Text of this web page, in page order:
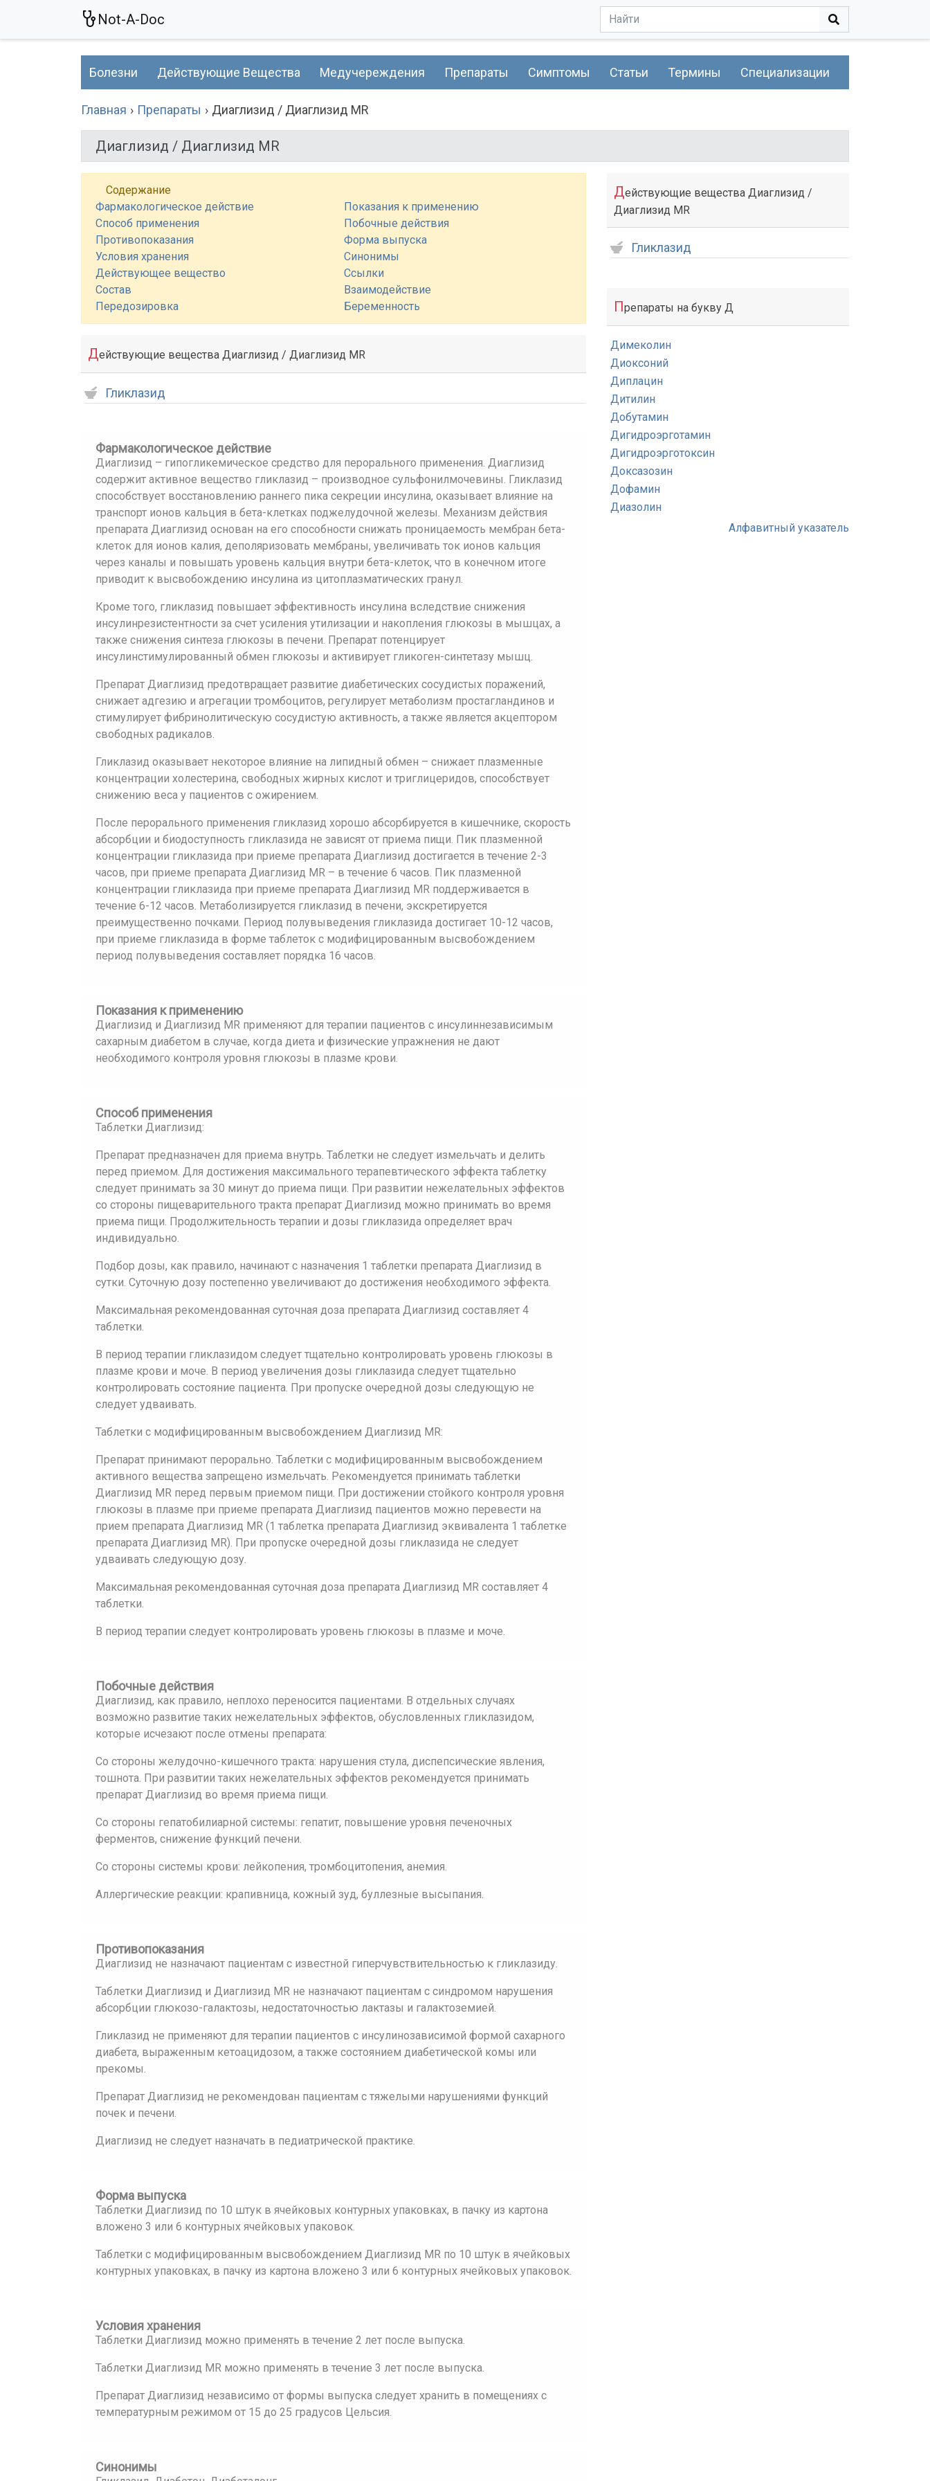
Not-A-Doc
Болезни Действующие Вещества Медучереждения Препараты Симптомы Статьи Термины Специализации
Главная Препараты Диаглизид / Диаглизид MR
Диаглизид / Диаглизид MR
Содержание
Фармакологическое действие
Показания к применению
Способ применения
Побочные действия
Противопоказания
Форма выпуска
Условия хранения
Синонимы
Действующее вещество
Ссылки
Состав
Взаимодействие
Передозировка
Беременность
Действующие вещества Диаглизид / Диаглизид MR
Гликлазид
Фармакологическое действие
Диаглизид – гипогликемическое средство для перорального применения. Диаглизид
содержит активное вещество гликлазид – производное сульфонилмочевины. Гликлазид
способствует восстановлению раннего пика секреции инсулина, оказывает влияние на
транспорт ионов кальция в бета-клетках поджелудочной железы. Механизм действия
препарата Диаглизид основан на его способности снижать проницаемость мембран бета-
клеток для ионов калия, деполяризовать мембраны, увеличивать ток ионов кальция
через каналы и повышать уровень кальция внутри бета-клеток, что в конечном итоге
приводит к высвобождению инсулина из цитоплазматических гранул.
Кроме того, гликлазид повышает эффективность инсулина вследствие снижения
инсулинрезистентности за счет усиления утилизации и накопления глюкозы в мышцах, а
также снижения синтеза глюкозы в печени. Препарат потенцирует
инсулинстимулированный обмен глюкозы и активирует гликоген-синтетазу мышц.
Препарат Диаглизид предотвращает развитие диабетических сосудистых поражений,
снижает адгезию и агрегации тромбоцитов, регулирует метаболизм простагландинов и
стимулирует фибринолитическую сосудистую активность, а также является акцептором
свободных радикалов.
Гликлазид оказывает некоторое влияние на липидный обмен – снижает плазменные
концентрации холестерина, свободных жирных кислот и триглицеридов, способствует
снижению веса у пациентов с ожирением.
После перорального применения гликлазид хорошо абсорбируется в кишечнике, скорость
абсорбции и биодоступность гликлазида не зависят от приема пищи. Пик плазменной
концентрации гликлазида при приеме препарата Диаглизид достигается в течение 2-3
часов, при приеме препарата Диаглизид MR – в течение 6 часов. Пик плазменной
концентрации гликлазида при приеме препарата Диаглизид MR поддерживается в
течение 6-12 часов. Метаболизируется гликлазид в печени, экскретируется
преимущественно почками. Период полувыведения гликлазида достигает 10-12 часов,
при приеме гликлазида в форме таблеток с модифицированным высвобождением
период полувыведения составляет порядка 16 часов.
Показания к применению
Диаглизид и Диаглизид MR применяют для терапии пациентов с инсулиннезависимым
сахарным диабетом в случае, когда диета и физические упражнения не дают
необходимого контроля уровня глюкозы в плазме крови.
Способ применения
Таблетки Диаглизид:
Препарат предназначен для приема внутрь. Таблетки не следует измельчать и делить
перед приемом. Для достижения максимального терапевтического эффекта таблетку
следует принимать за 30 минут до приема пищи. При развитии нежелательных эффектов
со стороны пищеварительного тракта препарат Диаглизид можно принимать во время
приема пищи. Продолжительность терапии и дозы гликлазида определяет врач
индивидуально.
Подбор дозы, как правило, начинают с назначения 1 таблетки препарата Диаглизид в
сутки. Суточную дозу постепенно увеличивают до достижения необходимого эффекта.
Максимальная рекомендованная суточная доза препарата Диаглизид составляет 4
таблетки.
В период терапии гликлазидом следует тщательно контролировать уровень глюкозы в
плазме крови и моче. В период увеличения дозы гликлазида следует тщательно
контролировать состояние пациента. При пропуске очередной дозы следующую не
следует удваивать.
Таблетки с модифицированным высвобождением Диаглизид MR:
Препарат принимают перорально. Таблетки с модифицированным высвобождением
активного вещества запрещено измельчать. Рекомендуется принимать таблетки
Диаглизид MR перед первым приемом пищи. При достижении стойкого контроля уровня
глюкозы в плазме при приеме препарата Диаглизид пациентов можно перевести на
прием препарата Диаглизид MR (1 таблетка препарата Диаглизид эквивалента 1 таблетке
препарата Диаглизид MR). При пропуске очередной дозы гликлазида не следует
удваивать следующую дозу.
Максимальная рекомендованная суточная доза препарата Диаглизид MR составляет 4
таблетки.
В период терапии следует контролировать уровень глюкозы в плазме и моче.
Побочные действия
Диаглизид, как правило, неплохо переносится пациентами. В отдельных случаях
возможно развитие таких нежелательных эффектов, обусловленных гликлазидом,
которые исчезают после отмены препарата:
Со стороны желудочно-кишечного тракта: нарушения стула, диспепсические явления,
тошнота. При развитии таких нежелательных эффектов рекомендуется принимать
препарат Диаглизид во время приема пищи.
Со стороны гепатобилиарной системы: гепатит, повышение уровня печеночных
ферментов, снижение функций печени.
Со стороны системы крови: лейкопения, тромбоцитопения, анемия.
Аллергические реакции: крапивница, кожный зуд, буллезные высыпания.
Противопоказания
Диаглизид не назначают пациентам с известной гиперчувствительностью к гликлазиду.
Таблетки Диаглизид и Диаглизид MR не назначают пациентам с синдромом нарушения
абсорбции глюкозо-галактозы, недостаточностью лактазы и галактоземией.
Гликлазид не применяют для терапии пациентов с инсулинозависимой формой сахарного
диабета, выраженным кетоацидозом, а также состоянием диабетической комы или
прекомы.
Препарат Диаглизид не рекомендован пациентам с тяжелыми нарушениями функций
почек и печени.
Диаглизид не следует назначать в педиатрической практике.
Форма выпуска
Таблетки Диаглизид по 10 штук в ячейковых контурных упаковках, в пачку из картона
вложено 3 или 6 контурных ячейковых упаковок.
Таблетки с модифицированным высвобождением Диаглизид MR по 10 штук в ячейковых
контурных упаковках, в пачку из картона вложено 3 или 6 контурных ячейковых упаковок.
Условия хранения
Таблетки Диаглизид можно применять в течение 2 лет после выпуска.
Таблетки Диаглизид MR можно применять в течение 3 лет после выпуска.
Препарат Диаглизид независимо от формы выпуска следует хранить в помещениях с
температурным режимом от 15 до 25 градусов Цельсия.
Синонимы
Действующие вещества Диаглизид /
Диаглизид MR
Гликлазид
Препараты на букву Д
Димеколин
Диоксоний
Диплацин
Дитилин
Добутамин
Дигидроэрготамин
Дигидроэрготоксин
Доксазозин
Дофамин
Диазолин
Алфавитный указатель